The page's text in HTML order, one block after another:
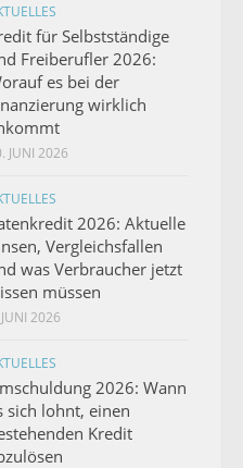
für Selbstständige
Freiberufler 2026:
es bei der
wirklich
JUNI 2026
2026: Aktuelle
Vergleichsfallen
was Verbraucher jetzt
müssen
2026
2026: Wann
sich lohnt, einen
Kredit